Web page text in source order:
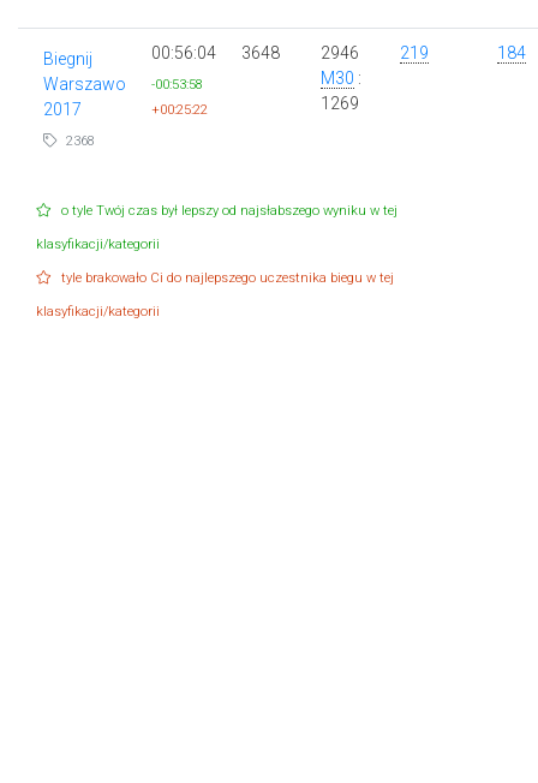
Biegnij
Warszawo
2017
2368
00:56:04
-00:53:58
+00:25:22
3648
2946
M30 :
1269
219 184
o tyle Twój czas był lepszy od najsłabszego wyniku w tej
klasyfikacji/kategorii
tyle brakowało Ci do najlepszego uczestnika biegu w tej
klasyfikacji/kategorii